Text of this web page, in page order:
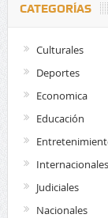
CATEGORÍAS
Culturales
Deportes
Economica
Educación
Internacionales
Judiciales
Nacionales